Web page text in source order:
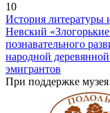
10
История литературы
Невский
познавательного
народной
эмигрантов
При поддержке